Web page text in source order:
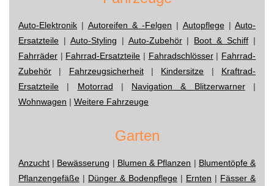
Auto-Elektronik | Autoreifen & -Felgen | Autopflege| Auto-
Ersatzteile | Auto-Styling | Auto-Zubehör| Boot & Schiff |
Fahrräder | Fahrrad-Ersatzteile | Fahradschlösser| Fahrrad-
Zubehör | Fahrzeugsicherheit| Kindersitze | Kraftrad-
Ersatzteile | Motorrad | Navigation & Blitzerwarner|
Wohnwagen | Weitere Fahrzeuge
Garten
Anzucht | Bewässerung | Blumen & Pflanzen | Blumentöpfe &
Pflanzengefäße | Dünger & Bodenpflege | Ernten | Fässer &